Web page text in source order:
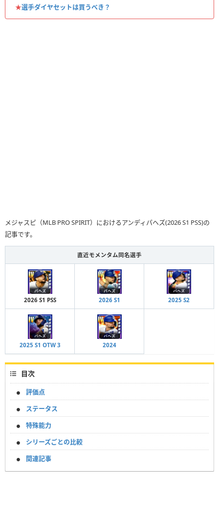
★選手ダイヤセットは買うべき？
メジャスピ（MLB PRO SPIRIT）におけるアンディパヘズ(2026 S1 PSS)の
記事です。
直近モメンタム同名選手
2026 S1 PSS 2026 S1 2025 S2
2025 S1 OTW 3 2024
目次
評価点
ステータス
特殊能力
シリーズごとの比較
関連記事